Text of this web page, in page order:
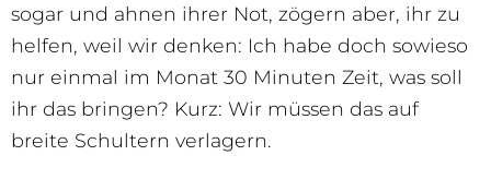
sogar und ahnen ihrer Not, zögern aber, ihr zu
helfen, weil wir denken: Ich habe doch sowieso
nur einmal im Monat 30 Minuten Zeit, was soll
ihr das bringen? Kurz: Wir müssen das auf
breite Schultern verlagern.